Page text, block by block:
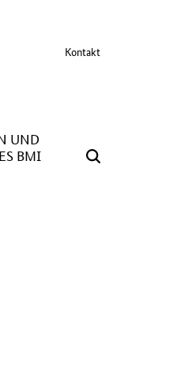
Kontakt
UND
BMI